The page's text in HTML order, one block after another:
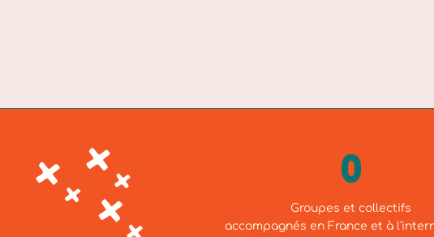
Groupes et collectifs
accompagnés en France et à
0